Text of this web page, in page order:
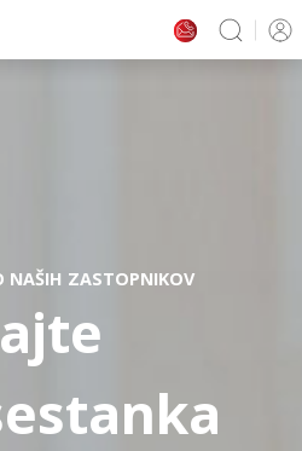
NAŠIH ZASTOPNIKOV